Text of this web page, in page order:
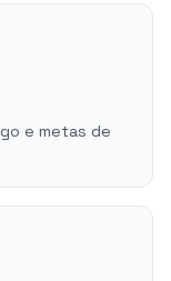
e metas de